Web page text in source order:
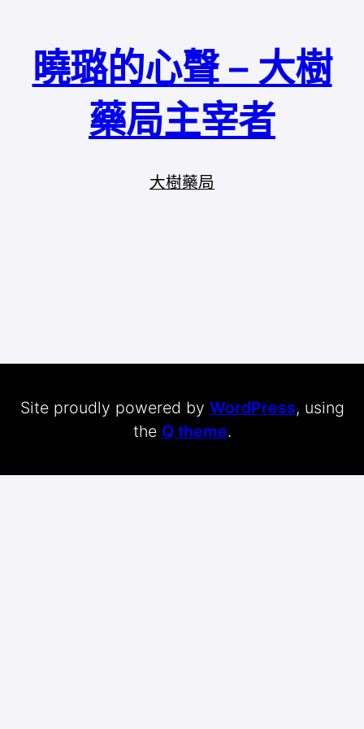
曉璐的心聲 – 大樹
藥局主宰者
大樹藥局
Site proudly powered by WordPress, using
the Q theme.